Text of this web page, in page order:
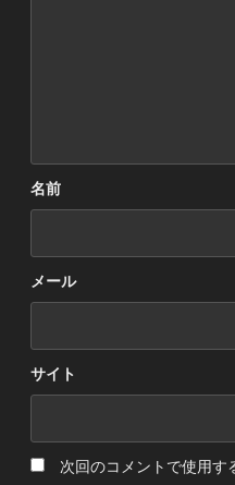
名前
メール
サイト
次回のコメントで使用す